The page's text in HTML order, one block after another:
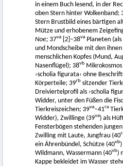
in einem Buch lesend, in der
oben Stern hinter Wolkenband;
Stern Brustbild eines bärtigen
Mütze und erhobenem
Noe; 37va [2]–38va Planeten
und Mondscheibe mit den
menschlichen Kopfes (Mund,
Nasenflügel); 38vb
›scholia figurata‹ ohne
Körperteile; 39rb sitzender
Dreiviertelprofil als ›scholia
Widder, unter den Füßen die
Tierkreiszeichen; 39va–41ra
Widder), Zwillinge (39va) als
Fensterbögen stehenden
Zwilling mit Laute, Jungfrau (40
ein Ährenbündel, Schütze (40vb
Wildmann, Wassermann (40vb)
Kappe bekleidet im Wasser